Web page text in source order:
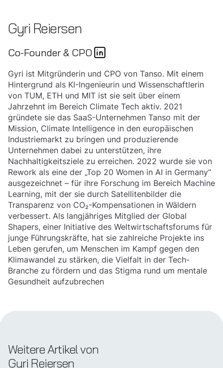
Gyri Reiersen
Co-Founder & CPO
Gyri ist Mitgründerin und CPO von Tanso. Mit einem
Hintergrund als KI-Ingenieurin und Wissenschaftlerin
von TUM, ETH und MIT ist sie seit über einem
Jahrzehnt im Bereich Climate Tech aktiv. 2021
gründete sie das SaaS-Unternehmen Tanso mit der
Mission, Climate Intelligence in den europäischen
Industriemarkt zu bringen und produzierende
Unternehmen dabei zu unterstützen, ihre
Nachhaltigkeitsziele zu erreichen. 2022 wurde sie von
Rework als eine der „Top 20 Women in AI in Germany“
ausgezeichnet – für ihre Forschung im Bereich Machine
Learning, mit der sie durch Satellitenbilder die
Transparenz von CO₂-Kompensationen in Wäldern
verbessert. Als langjähriges Mitglied der Global
Shapers, einer Initiative des Weltwirtschaftsforums für
junge Führungskräfte, hat sie zahlreiche Projekte ins
Leben gerufen, um Menschen im Kampf gegen den
Klimawandel zu stärken, die Vielfalt in der Tech-
Branche zu fördern und das Stigma rund um mentale
Gesundheit aufzubrechen
Weitere Artikel von
Gyri Reiersen